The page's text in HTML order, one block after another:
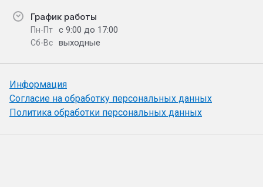
График работы
Пн-Пт с 9:00 до 17:00
Сб-Вс выходные
Информация
Согласие на обработку персональных данных
Политика обработки персональных данных